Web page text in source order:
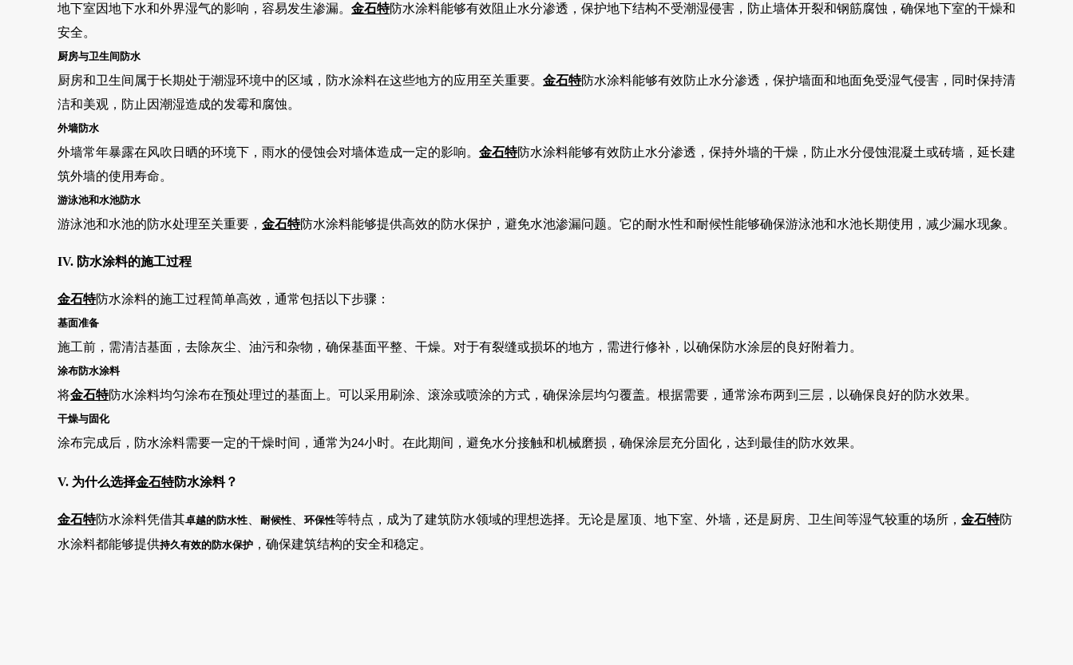
地下室因地下水和外界湿气的影响，容易发生渗漏。 金石特防水涂料能够有效阻止水分渗透，保护地下结构不受潮湿侵害，防止墙体开裂和钢筋腐蚀，确保地下室的干燥和
安全。
厨房与卫生间防水
厨房和卫生间属于长期处于潮湿环境中的区域，防水涂料在这些地方的应用至关重要。 金石特防水涂料能够有效防止水分渗透，保护墙面和地面免受湿气侵害，同时保持清
洁和美观，防止因潮湿造成的发霉和腐蚀。
外墙防水
外墙常年暴露在风吹日晒的环境下，雨水的侵蚀会对墙体造成一定的影响。 金石特防水涂料能够有效防止水分渗透，保持外墙的干燥，防止水分侵蚀混凝土或砖墙，延长建
筑外墙的使用寿命。
游泳池和水池防水
游泳池和水池的防水处理至关重要， 金石特防水涂料能够提供高效的防水保护，避免水池渗漏问题。它的耐水性和耐候性能够确保游泳池和水池长期使用，减少漏水现象。
IV. 防水涂料的施工过程
金石特防水涂料的施工过程简单高效，通常包括以下步骤：
基面准备
施工前，需清洁基面，去除灰尘、油污和杂物，确保基面平整、干燥。对于有裂缝或损坏的地方，需进行修补，以确保防水涂层的良好附着力。
涂布防水涂料
将金石特防水涂料均匀涂布在预处理过的基面上。可以采用刷涂、滚涂或喷涂的方式，确保涂层均匀覆盖。根据需要，通常涂布两到三层，以确保良好的防水效果。
干燥与固化
涂布完成后，防水涂料需要一定的干燥时间，通常为24小时。在此期间，避免水分接触和机械磨损，确保涂层充分固化，达到最佳的防水效果。
V. 为什么选择金石特防水涂料？
金石特防水涂料凭借其卓越的防水性 耐候性 环保性等特点，成为了建筑防水领域的理想选择。无论是屋顶、地下室、外墙，还是厨房、卫生间等湿气较重的场所， 金石特防
水涂料都能够提供持久有效的防水保护 ，确保建筑结构的安全和稳定。